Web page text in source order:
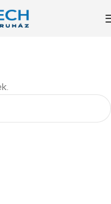
rendelkező termékek